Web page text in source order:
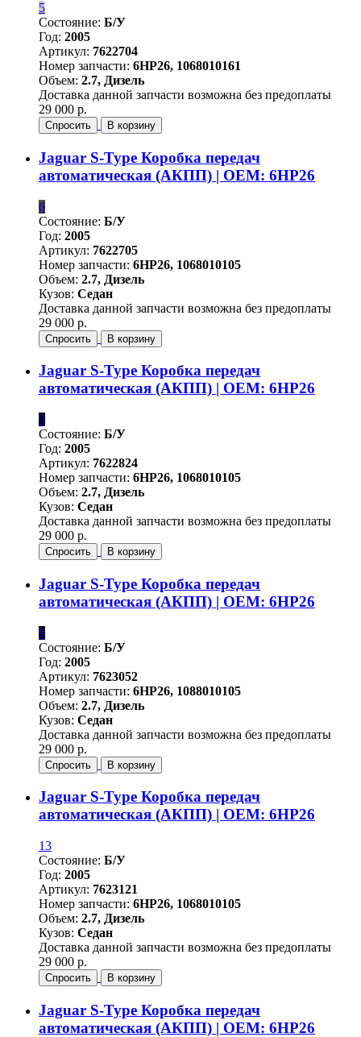
5
Состояние: Б/У
Год: 2005
Артикул: 7622704
Номер запчасти: 6HP26, 1068010161
Объем: 2.7, Дизель
Доставка данной запчасти возможна без предоплаты
29 000 р.
Спросить В корзину
Jaguar S-Type Коробка передач
автоматическая (АКПП) | OEM: 6HP26
6
Состояние: Б/У
Год: 2005
Артикул: 7622705
Номер запчасти: 6HP26, 1068010105
Объем: 2.7, Дизель
Кузов: Седан
Доставка данной запчасти возможна без предоплаты
29 000 р.
Спросить В корзину
Jaguar S-Type Коробка передач
автоматическая (АКПП) | OEM: 6HP26
9
Состояние: Б/У
Год: 2005
Артикул: 7622824
Номер запчасти: 6HP26, 1068010105
Объем: 2.7, Дизель
Кузов: Седан
Доставка данной запчасти возможна без предоплаты
29 000 р.
Спросить В корзину
Jaguar S-Type Коробка передач
автоматическая (АКПП) | OEM: 6HP26
9
Состояние: Б/У
Год: 2005
Артикул: 7623052
Номер запчасти: 6HP26, 1088010105
Объем: 2.7, Дизель
Кузов: Седан
Доставка данной запчасти возможна без предоплаты
29 000 р.
Спросить В корзину
Jaguar S-Type Коробка передач
автоматическая (АКПП) | OEM: 6HP26
13
Состояние: Б/У
Год: 2005
Артикул: 7623121
Номер запчасти: 6HP26, 1068010105
Объем: 2.7, Дизель
Кузов: Седан
Доставка данной запчасти возможна без предоплаты
29 000 р.
Спросить В корзину
Jaguar S-Type Коробка передач
автоматическая (АКПП) | OEM: 6HP26